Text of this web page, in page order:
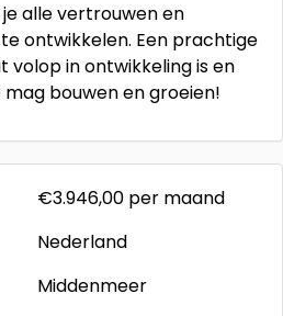
alle vertrouwen en
ontwikkelen. Een prachtige
volop in ontwikkeling is en
bouwen en groeien!
€3.946,00 per maand
Nederland
Middenmeer